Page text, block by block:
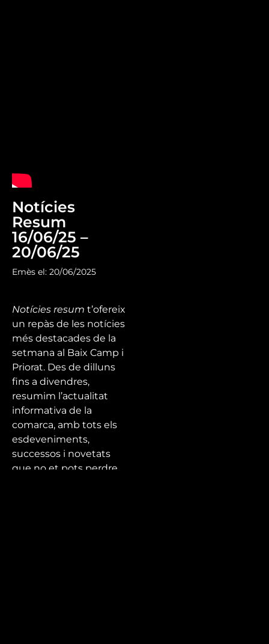
Notícies
Resum
16/06/25 –
20/06/25
Emès el: 20/06/2025
Notícies resum t’ofereix
un repàs de les notícies
més destacades de la
setmana al Baix Camp i
Priorat. Des de dilluns
fins a divendres,
resumim l’actualitat
informativa de la
comarca, amb tots els
esdeveniments,
successos i novetats
que no et pots perdre.